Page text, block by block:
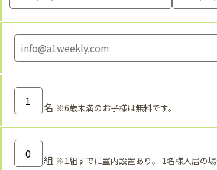
名 ※6歳未満のお子様は無料です。
組 ※1組すでに室内設置あり。 1名様入居の